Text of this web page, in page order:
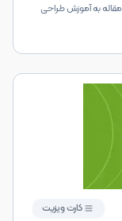
به آموزش طراحی
کارت ویزیت